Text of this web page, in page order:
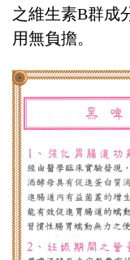
之維生素B群成
用無負擔。